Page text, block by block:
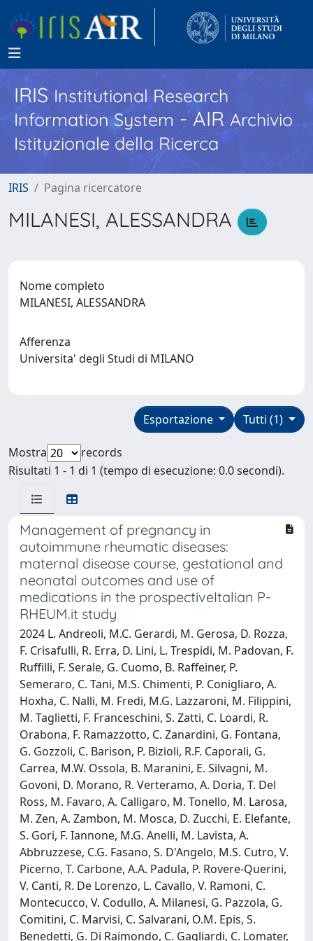
IRISInstitutional Research
Information System - AIR Archivio
Istituzionale della Ricerca
IRIS Pagina ricercatore
MILANESI, ALESSANDRA
Nome completo
MILANESI, ALESSANDRA
Afferenza
Universita' degli Studi di MILANO
Tutti (1)
Esportazione
Mostra
records
Risultati 1 - 1 di 1 (tempo di esecuzione: 0.0 secondi).
Management of pregnancy in
autoimmune rheumatic diseases:
maternal disease course, gestational and
neonatal outcomes and use of
medications in the prospectiveItalian P-
RHEUM.it study
2024 L. Andreoli, M.C. Gerardi, M. Gerosa, D. Rozza,
F. Crisafulli, R. Erra, D. Lini, L. Trespidi, M. Padovan, F.
Ruffilli, F. Serale, G. Cuomo, B. Raffeiner, P.
Semeraro, C. Tani, M.S. Chimenti, P. Conigliaro, A.
Hoxha, C. Nalli, M. Fredi, M.G. Lazzaroni, M. Filippini,
M. Taglietti, F. Franceschini, S. Zatti, C. Loardi, R.
Orabona, F. Ramazzotto, C. Zanardini, G. Fontana,
G. Gozzoli, C. Barison, P. Bizioli, R.F. Caporali, G.
Carrea, M.W. Ossola, B. Maranini, E. Silvagni, M.
Govoni, D. Morano, R. Verteramo, A. Doria, T. Del
Ross, M. Favaro, A. Calligaro, M. Tonello, M. Larosa,
M. Zen, A. Zambon, M. Mosca, D. Zucchi, E. Elefante,
S. Gori, F. Iannone, M.G. Anelli, M. Lavista, A.
Abbruzzese, C.G. Fasano, S. D'Angelo, M.S. Cutro, V.
Picerno, T. Carbone, A.A. Padula, P. Rovere-Querini,
V. Canti, R. De Lorenzo, L. Cavallo, V. Ramoni, C.
Montecucco, V. Codullo, A. Milanesi, G. Pazzola, G.
Comitini, C. Marvisi, C. Salvarani, O.M. Epis, S.
Benedetti, G. Di Raimondo, C. Gagliardi, C. Lomater,